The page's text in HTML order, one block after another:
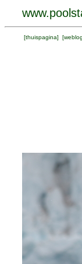
[thuispagina] [weblog